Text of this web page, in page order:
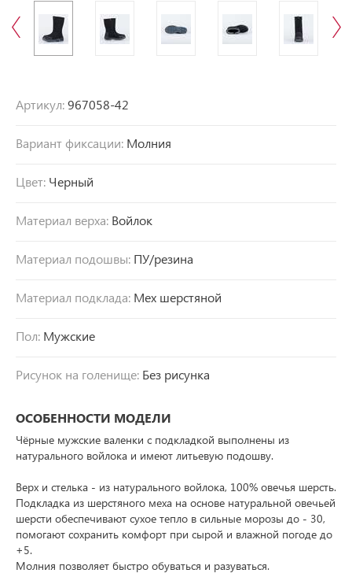
Артикул:967058-42
Вариант фиксации: Молния
Цвет: Черный
Материал верха: Войлок
Материал подошвы: ПУ/резина
Материал подклада: Мех шерстяной
Пол: Мужские
Рисунок на голенище: Без рисунка
ОСОБЕННОСТИ МОДЕЛИ
Чёрные мужские валенки с подкладкой выполнены из
натурального войлока и имеют литьевую подошву.
Верх и стелька - из натурального войлока, 100% овечья шерсть.
Подкладка из шерстяного меха на основе натуральной овечьей
шерсти обеспечивают сухое тепло в сильные морозы до - 30,
помогают сохранить комфорт при сырой и влажной погоде до
+5.
Молния позволяет быстро обуваться и разуваться.